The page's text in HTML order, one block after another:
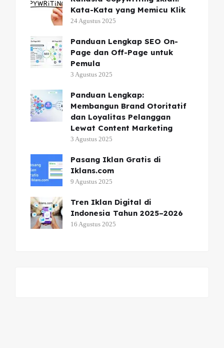
Kata-Kata yang Memicu Klik
24 Agustus 2025
Panduan Lengkap SEO On-
Page dan Off-Page untuk
Pemula
3 Agustus 2025
Panduan Lengkap:
Membangun Brand Otoritatif
dan Loyalitas Pelanggan
Lewat Content Marketing
3 Agustus 2025
Pasang Iklan Gratis di
Iklans.com
9 Agustus 2025
Tren Iklan Digital di
Indonesia Tahun 2025–2026
16 Agustus 2025